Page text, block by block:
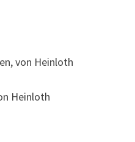
von Heinloth
Heinloth